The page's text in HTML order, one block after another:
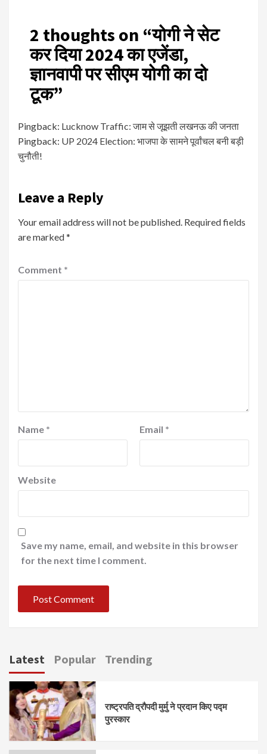
2 thoughts on “योगी ने सेट
कर दिया 2024 का एजेंडा,
ज्ञानवापी पर सीएम योगी का दो
टूक”
Pingback: Lucknow Traffic: जाम से जूझती लखनऊ की जनता
Pingback: UP 2024 Election: भाजपा के सामने पूर्वांचल बनी बड़ी
चुनौती!
Leave a Reply
Your email address will not be published. Required fields
are marked*
Comment *
Name * Email *
Website
Save my name, email, and website in this browser
for the next time I comment.
Latest Popular Trending
राष्ट्रपति द्रौपदी मुर्मु ने प्रदान किए पद्म
पुरस्कार